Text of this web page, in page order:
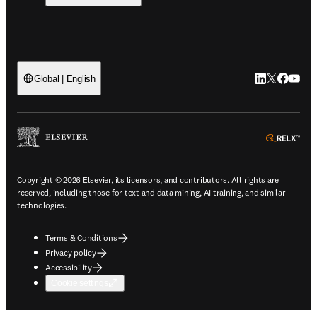
Global | English LinkedIn
Twitter
Copyright © 2026 Elsevier, its licensors, and contributors. All rights are
reserved, including those for text and data mining, AI training, and similar
technologies.
Terms & Conditions
Privacy policy
Accessibility